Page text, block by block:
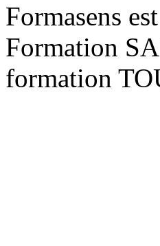
Formasens
Formation
formation